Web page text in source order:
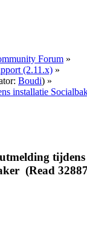
Forum »
(2.11.x) »
Boudi) »
installatie
tijdens
(Read